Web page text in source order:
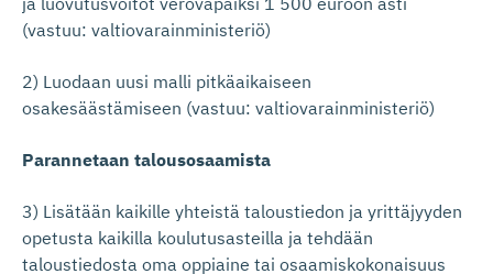
(vastuu: valtiovarainministeriö)
2) Luodaan uusi malli pitkäaikaiseen
osakesäästämiseen (vastuu: valtiovarainministeriö)
Parannetaan talousosaamista
3) Lisätään kaikille yhteistä taloustiedon ja yrittäjyyden
opetusta kaikilla koulutusasteilla ja tehdään
taloustiedosta oma oppiaine tai osaamiskokonaisuus